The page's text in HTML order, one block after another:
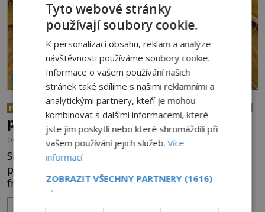
NÁBOŽENSTVÍ A OKULTISMUS
PREMIUM
Po stopách templářů: Kdo odhalil
přísně střežené biblické tajemství?
OD ANDREA ŠULCOVÁ 2.8.2026 3.6TIS
Skupinka templářů utíká jen několik málo hodin
před hromadným zatýkáním nočními
francouzskými uličkami směrem k nedalekému
přístavu. Jeden z nich má přes ramena ranec s
ZOBRAZIT VÍCE
Tyto webové stránky
používají soubory cookie.
K personalizaci obsahu, reklam a analýze
návštěvnosti používáme soubory cookie.
Informace o vašem používání našich
stránek také sdílíme s našimi reklamními a
analytickými partnery, kteří je mohou
kombinovat s dalšími informacemi, které
jste jim poskytli nebo které shromáždili při
vašem používání jejich služeb.Více
informací
ZOBRAZIT VŠECHNY PARTNERY (1616)
→